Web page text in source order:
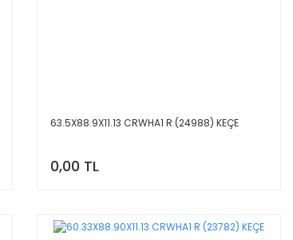
63.5X88.9X11.13 CRWHA1 R (24988) KEÇE
0,00 TL